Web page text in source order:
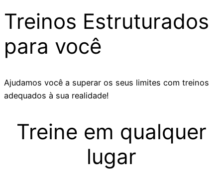
Treinos Estruturados
para você
Ajudamos você a superar os seus limites com treinos
adequados à sua realidade!
Treine em qualquer
lugar